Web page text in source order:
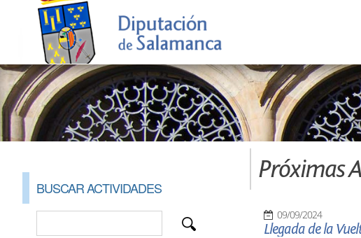
BUSCAR ACTIVIDADES
Próximas
09/09/2024
Llegada de la